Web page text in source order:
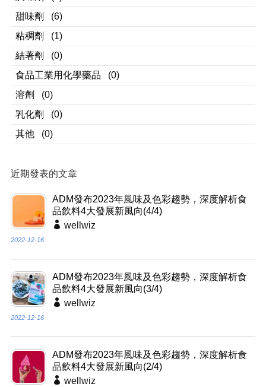
甜味劑
(6)
粘稠劑
(1)
結著劑
(0)
食品工業用化學藥品
(0)
溶劑
(0)
乳化劑
(0)
其他
(0)
近期發表的文章
ADM發布2023年風味及色彩趨勢，深度解析食
品飲料4大發展新風向(4/4)
wellwiz
2022-12-16
ADM發布2023年風味及色彩趨勢，深度解析食
品飲料4大發展新風向(3/4)
wellwiz
2022-12-16
ADM發布2023年風味及色彩趨勢，深度解析食
品飲料4大發展新風向(2/4)
wellwiz